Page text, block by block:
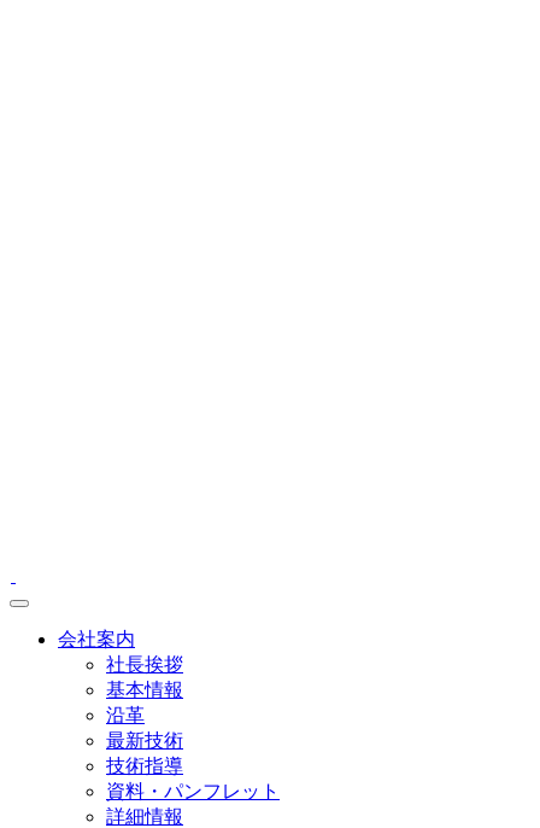
会社案内
社長挨拶
基本情報
沿革
最新技術
技術指導
資料・パンフレット
詳細情報